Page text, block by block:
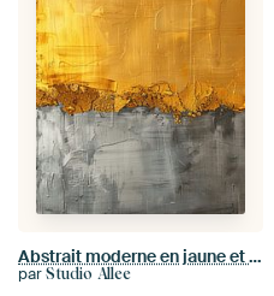
Abstrait moderne en jaune et gris
par Studio Allee